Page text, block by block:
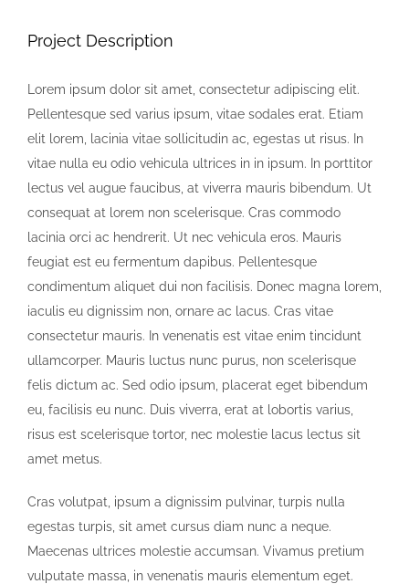
KONTAKT
Privaatsusreeglid
Reklaam
Project Description
Lorem ipsum dolor sit amet, consectetur adipiscing elit.
Pellentesque sed varius ipsum, vitae sodales erat. Etiam
elit lorem, lacinia vitae sollicitudin ac, egestas ut risus. In
vitae nulla eu odio vehicula ultrices in in ipsum. In porttitor
lectus vel augue faucibus, at viverra mauris bibendum. Ut
consequat at lorem non scelerisque. Cras commodo
lacinia orci ac hendrerit. Ut nec vehicula eros. Mauris
feugiat est eu fermentum dapibus. Pellentesque
condimentum aliquet dui non facilisis. Donec magna lorem,
iaculis eu dignissim non, ornare ac lacus. Cras vitae
consectetur mauris. In venenatis est vitae enim tincidunt
ullamcorper. Mauris luctus nunc purus, non scelerisque
felis dictum ac. Sed odio ipsum, placerat eget bibendum
eu, facilisis eu nunc. Duis viverra, erat at lobortis varius,
risus est scelerisque tortor, nec molestie lacus lectus sit
amet metus.
Cras volutpat, ipsum a dignissim pulvinar, turpis nulla
egestas turpis, sit amet cursus diam nunc a neque.
Maecenas ultrices molestie accumsan. Vivamus pretium
vulputate massa, in venenatis mauris elementum eget.